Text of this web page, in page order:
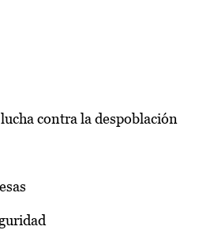
contra la despoblación